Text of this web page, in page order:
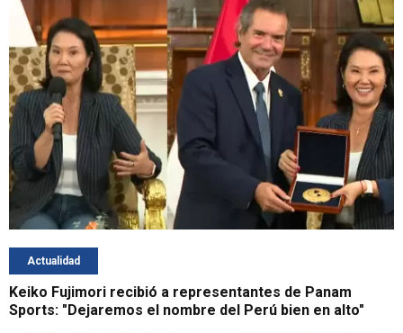
Actualidad
Keiko Fujimori recibió a representantes de Panam
Sports: "Dejaremos el nombre del Perú bien en alto"